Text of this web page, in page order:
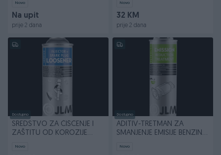
Novo
Na upit
prije 2 dana
Novo
32 KM
prije 2 dana
Dostupno
SREDSTVO ZA ČIŠĆENJE I
ZAŠTITU OD KOROZIJE
Novo
Dostupno
ADITIV-TRETMAN ZA
SMANJENJE EMISIJE BENZINA
Novo